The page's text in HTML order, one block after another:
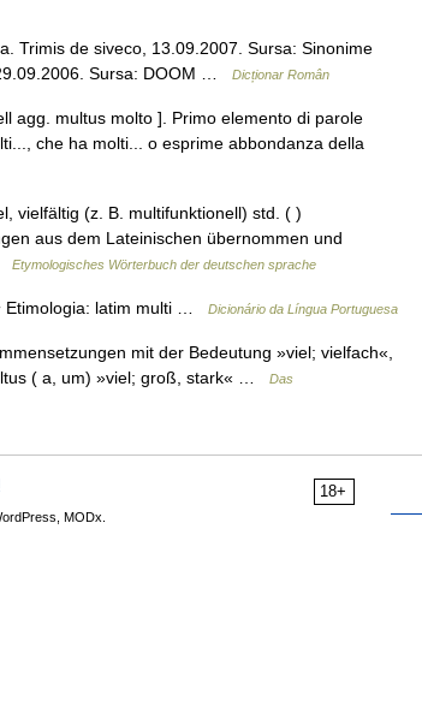
Trimis de siveco, 13.09.2007. Sursa: Sinonime
Sursa: DOOM …
Dicționar Român
agg. multus molto ]. Primo elemento di parole
che ha molti... o esprime abbondanza della
vielfältig (z. B. multifunktionell) std. ( )
aus dem Lateinischen übernommen und
Etymologisches Wörterbuch der deutschen sprache
Etimologia: latim multi … Dicionário da Língua Portuguesa
mit der Bedeutung »viel; vielfach«,
( a, um) »viel; groß, stark« …
Das
18+
MODx.